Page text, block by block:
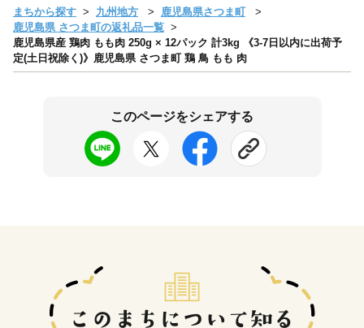
まちから探す 九州地方
鹿児島県さつま町
鹿児島県 さつま町の返礼品一覧
鹿児島県産 鶏肉 もも肉 250g × 12パック 計3kg 《3-7日以内に出荷予
定(土日祝除く)》鹿児島県 さつま町 鶏 鳥 もも 肉
このページをシェアする